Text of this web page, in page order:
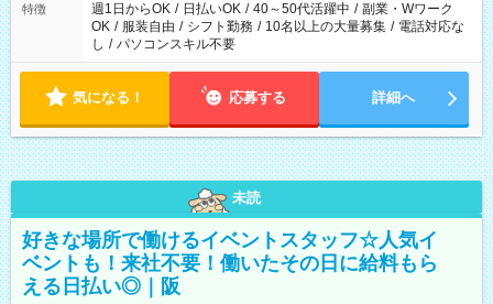
特徴 週1日からOK / 日払いOK / 40～50代活躍中 / 副業・Wワーク
OK / 服装自由 / シフト勤務 / 10名以上の大量募集 / 電話対応な
し / パソコンスキル不要
気になる！ 応募する 詳細へ
未読
好きな場所で働けるイベントスタッフ☆人気イ
ベントも！来社不要！働いたその日に給料もら
える日払い◎｜阪